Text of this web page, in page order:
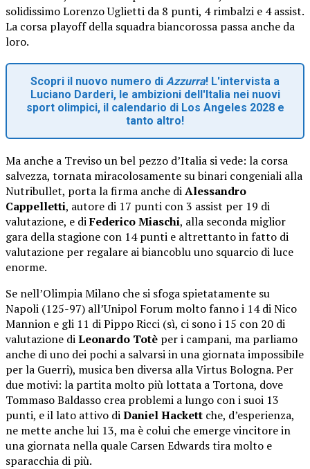
solidissimo Lorenzo Uglietti da 8 punti, 4 rimbalzi e 4 assist.
La corsa playoff della squadra biancorossa passa anche da
loro.
Scopri il nuovo numero di Azzurra! L'intervista a
Luciano Darderi, le ambizioni dell'Italia nei nuovi
sport olimpici, il calendario di Los Angeles 2028 e
tanto altro!
Ma anche a Treviso un bel pezzo d’Italia si vede: la corsa
salvezza, tornata miracolosamente su binari congeniali alla
Nutribullet, porta la firma anche diAlessandro
Cappelletti, autore di 17 punti con 3 assist per 19 di
valutazione, e diFederico Miaschi, alla seconda miglior
gara della stagione con 14 punti e altrettanto in fatto di
valutazione per regalare ai biancoblu uno squarcio di luce
enorme.
Se nell’Olimpia Milano che si sfoga spietatamente su
Napoli (125-97) all’Unipol Forum molto fanno i 14 di Nico
Mannion e gli 11 di Pippo Ricci (sì, ci sono i 15 con 20 di
valutazione diLeonardo Totè per i campani, ma parliamo
anche di uno dei pochi a salvarsi in una giornata impossibile
per la Guerri), musica ben diversa alla Virtus Bologna. Per
due motivi: la partita molto più lottata a Tortona, dove
Tommaso Baldasso crea problemi a lungo con i suoi 13
punti, e il lato attivo diDaniel Hackett che, d’esperienza,
ne mette anche lui 13, ma è colui che emerge vincitore in
una giornata nella quale Carsen Edwards tira molto e
sparacchia di più.